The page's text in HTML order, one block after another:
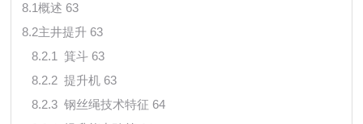
8.1概述 63
8.2主井提升 63
8.2.1 箕斗 63
8.2.2 提升机 63
8.2.3 钢丝绳技术特征 64